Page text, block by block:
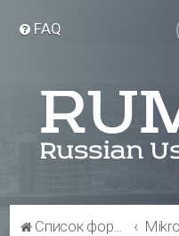
FAQ
Список форумов